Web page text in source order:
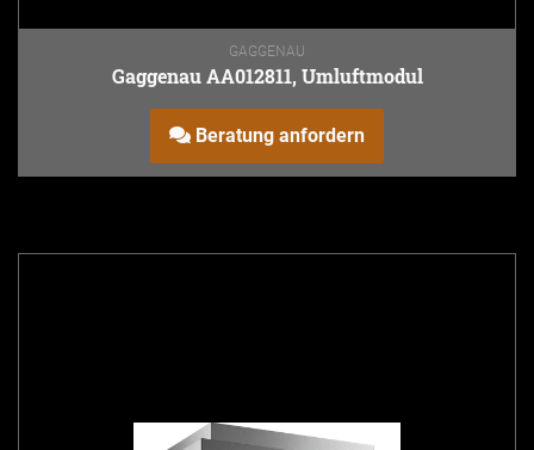
GAGGENAU
Gaggenau AA012811, Umluftmodul
Beratung anfordern